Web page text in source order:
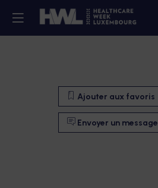
Ajouter aux favoris
Envoyer un message